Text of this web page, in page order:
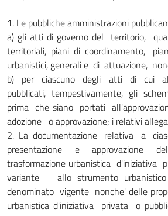
1. Le pubbliche amministrazioni
a) gli atti di governo del territorio,
territoriali, piani di coordinamento,
urbanistici, generali e di attuazione,
b) per ciascuno degli atti di cui
pubblicati, tempestivamente, gli
prima che siano portati
adozione o approvazione; i relativi
2. La documentazione relativa a
presentazione e approvazione
trasformazione urbanistica d'iniziativa
variante allo strumento urbanistico
denominato vigente nonche' delle
urbanistica d'iniziativa privata o